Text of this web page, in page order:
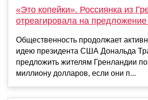
«Это копейки». Россиянка из
отреагировала на
Общественность продолжает
идею президента США Дональда
предложить жителям Гренландии
миллиону долларов, если они п...